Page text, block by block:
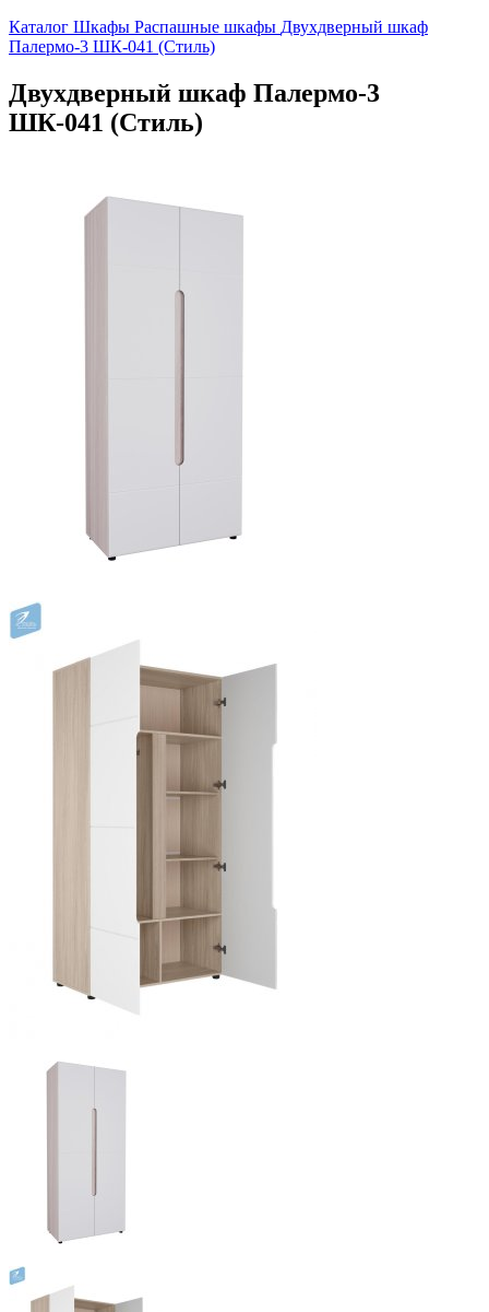
Каталог Шкафы Распашные шкафы Двухдверный шкаф
Палермо-3 ШК-041 (Стиль)
Двухдверный шкаф Палермо-3
ШК-041 (Стиль)